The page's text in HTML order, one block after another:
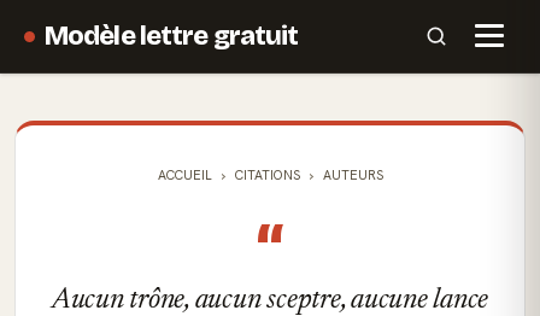
Modèle lettre gratuit
ACCUEIL CITATIONS AUTEURS
“
Aucun trône, aucun sceptre, aucune lance